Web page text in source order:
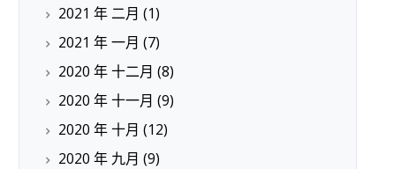
2021 年 二月 (1)
2021 年 一月 (7)
2020 年 十二月 (8)
2020 年 十一月 (9)
2020 年 十月 (12)
2020 年 九月 (9)